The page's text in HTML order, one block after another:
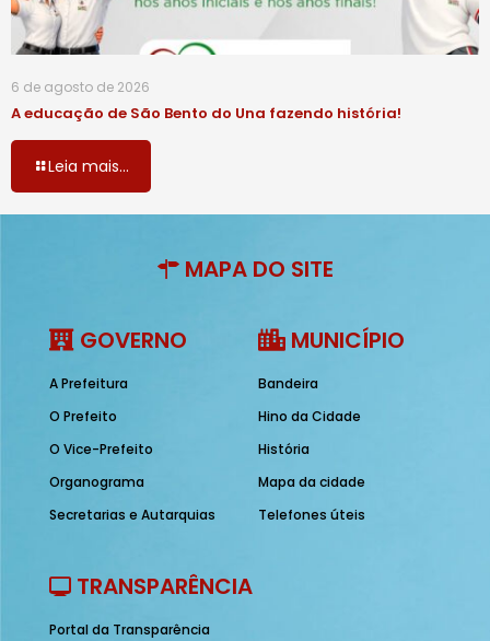
6 de agosto de 2026
A educação de São Bento do Una fazendo história!
Leia mais...
MAPA DO SITE
GOVERNO
A Prefeitura
O Prefeito
O Vice-Prefeito
Organograma
Secretarias e Autarquias
MUNICÍPIO
Bandeira
Hino da Cidade
História
Mapa da cidade
Telefones úteis
TRANSPARÊNCIA
Portal da Transparência